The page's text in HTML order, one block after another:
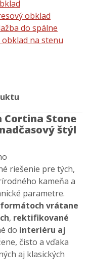
obklad
do spálne
obklad na stenu
Cortina Stone
štýl
riešenie pre tých,
kameňa a
parametre.
vrátane
, rektifikované
do interiéru aj
čisto a vďaka
aj klasických